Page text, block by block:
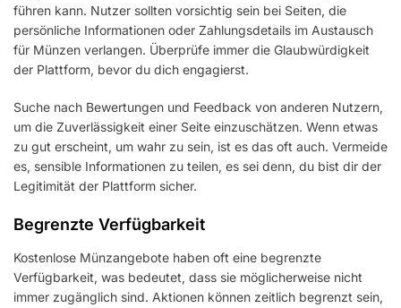
führen kann. Nutzer sollten vorsichtig sein bei Seiten, die
persönliche Informationen oder Zahlungsdetails im Austausch
für Münzen verlangen. Überprüfe immer die Glaubwürdigkeit
der Plattform, bevor du dich engagierst.
Suche nach Bewertungen und Feedback von anderen Nutzern,
um die Zuverlässigkeit einer Seite einzuschätzen. Wenn etwas
zu gut erscheint, um wahr zu sein, ist es das oft auch. Vermeide
es, sensible Informationen zu teilen, es sei denn, du bist dir der
Legitimität der Plattform sicher.
Begrenzte Verfügbarkeit
Kostenlose Münzangebote haben oft eine begrenzte
Verfügbarkeit, was bedeutet, dass sie möglicherweise nicht
immer zugänglich sind. Aktionen können zeitlich begrenzt sein,